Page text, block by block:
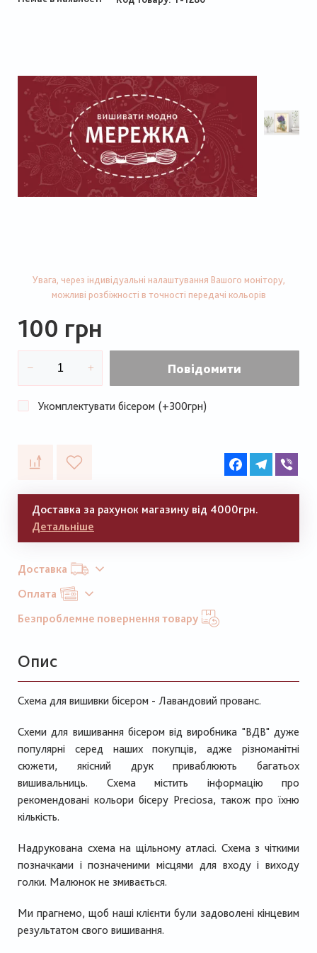
Увага, через індивідуальні налаштування Вашого монітору,
можливі розбіжності в точності передачі кольорів
100 грн
Повідомити
Укомплектувати бісером (+300грн)
FacebookTelegram
Доставка за рахунок магазину від 4000грн.
Детальніше
Доставка
Оплата
Безпроблемне повернення товару
Опис
Схема для вишивки бісером - Лавандовий прованс.
Схеми для вишивання бісером від виробника "ВДВ" дуже
популярні серед наших покупців, адже різноманітні
сюжети, якісний друк приваблюють багатьох
вишивальниць. Схема містить інформацію про
рекомендовані кольори бісеру Preciosa, також про їхню
кількість.
Надрукована схема на щільному атласі. Схема з чіткими
позначками і позначеними місцями для входу і виходу
голки. Малюнок не змивається.
Ми прагнемо, щоб наші клієнти були задоволені кінцевим
результатом свого вишивання.